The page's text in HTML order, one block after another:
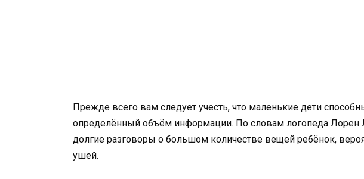
Прежде всего вам следует учесть, что маленькие дети
определённый объём информации. По словам логопеда
долгие разговоры о большом количестве вещей ребёнок,
ушей.